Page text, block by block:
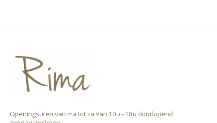
Openingsuren van ma tot za van 10u - 18u doorlopend ​